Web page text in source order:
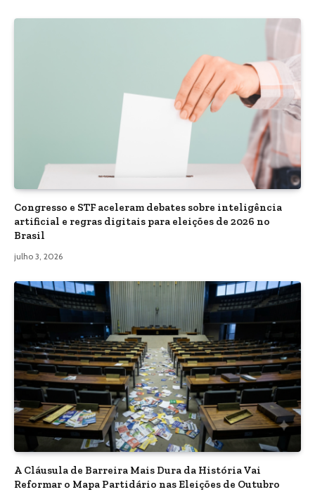
Congresso e STF aceleram debates sobre inteligência
artificial e regras digitais para eleições de 2026 no
Brasil
julho 3, 2026
A Cláusula de Barreira Mais Dura da História Vai
Reformar o Mapa Partidário nas Eleições de Outubro